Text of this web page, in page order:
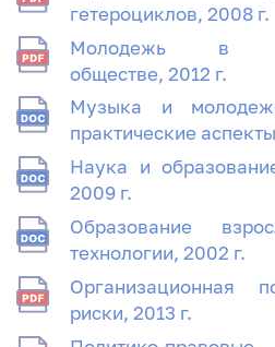
гетероциклов, 2008 г.
Молодежь в
обществе, 2012 г.
Музыка и
практические
Наука и
2009 г.
Образование
технологии, 2002 г.
Организационная
риски, 2013 г.